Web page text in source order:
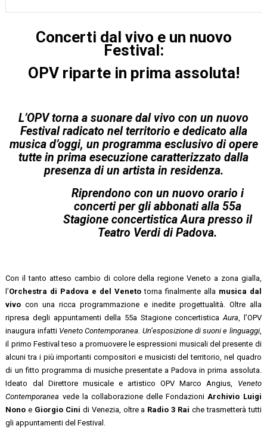
Concerti dal vivo e un nuovo
Festival:
OPV riparte in prima assoluta!
L’OPV torna a suonare dal vivo con un nuovo
Festival radicato nel territorio e dedicato alla
musica d’oggi, un programma esclusivo di opere
tutte in prima esecuzione caratterizzato dalla
presenza di un artista in residenza.
Riprendono con un nuovo orario i
concerti per gli abbonati alla 55a
Stagione concertistica Aura presso il
Teatro Verdi di Padova.
Con il tanto atteso cambio di colore della regione Veneto a zona gialla,
l’Orchestra di Padova e del Venetotorna finalmente alla musica dal
vivo con una ricca programmazione e inedite progettualità. Oltre alla
ripresa degli appuntamenti della 55a Stagione concertistica Aura , l’OPV
inaugura infatti Veneto Contemporanea. Un’esposizione di suoni e linguaggi,
il primo Festival teso a promuovere le espressioni musicali del presente di
alcuni tra i più importanti compositori e musicisti del territorio, nel quadro
di un fitto programma di musiche presentate a Padova in prima assoluta.
Ideato dal Direttore musicale e artistico OPV Marco Angius, Veneto
Contemporanea vede la collaborazione delle Fondazioni Archivio Luigi
Nono e Giorgio Cini di Venezia, oltre a Radio 3 Rai che trasmetterà tutti
gli appuntamenti del Festival.